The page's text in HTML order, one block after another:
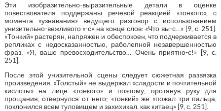
Эти изобразительно-выразительные детали в оценке
повествователя поддержаны речевой реакцией «тонкого», с
момента «узнавания» ведущего разговор с использованием
унизительно-вежливого «-с» на конце слов: «Что вы-с…» [9, с. 251].
«Тонкий» растерян, напряжен и обеспокоен, что подчеркивается в
репликах с недосказанностью, раболепной незавершенностью
фраз: «Я, ваше превосходительство… Очень приятно-с!» [9, с.
251].
После этой унизительной сцены следует сюжетная развязка
произведения. «Толстый» не выдержал «сладости и почтительной
кислоты» на лице «тонкого» и поэтому, протянув руку для
прощания, отвернулся от него; «тонкий» же «пожал три пальца,
поклонился всем туловищем и захихикал, как китаец» [9, с. 251].